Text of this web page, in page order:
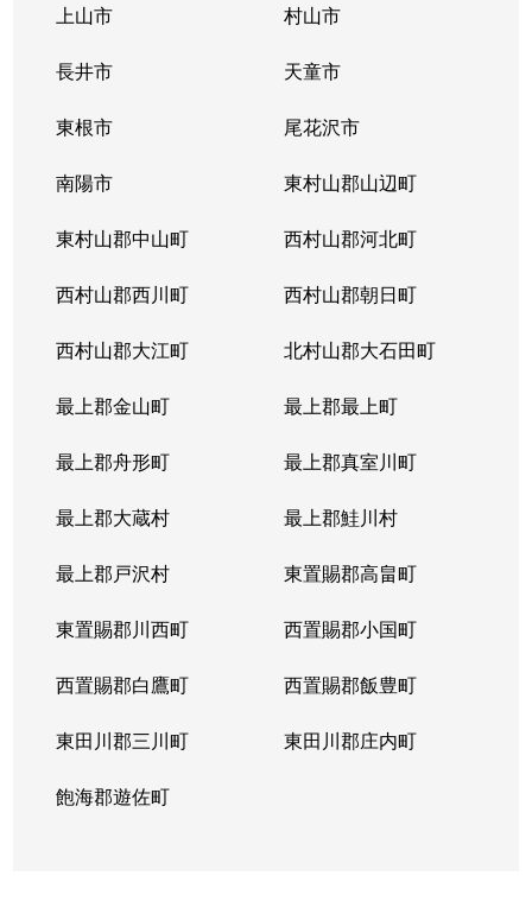
上山市 村山市
長井市 天童市
東根市 尾花沢市
南陽市 東村山郡山辺町
東村山郡中山町 西村山郡河北町
西村山郡西川町 西村山郡朝日町
西村山郡大江町 北村山郡大石田町
最上郡金山町 最上郡最上町
最上郡舟形町 最上郡真室川町
最上郡大蔵村 最上郡鮭川村
最上郡戸沢村 東置賜郡高畠町
東置賜郡川西町 西置賜郡小国町
西置賜郡白鷹町 西置賜郡飯豊町
東田川郡三川町 東田川郡庄内町
飽海郡遊佐町